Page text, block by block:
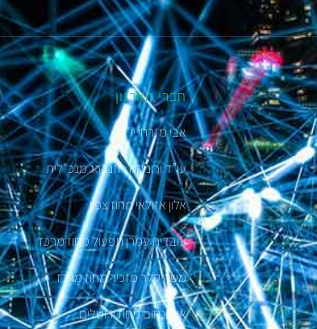
חברי הארגון
אבי מזרחי יו"ר
עו”ד ורוניקה רוזנברג מנכ"לית
אלון אזולאי מחוז צפון
עובדיה עמרן תפעול מחוז מרכז
משה קלר מזכיר מחוז מרכז
אורי נחום מחוז ירושלים